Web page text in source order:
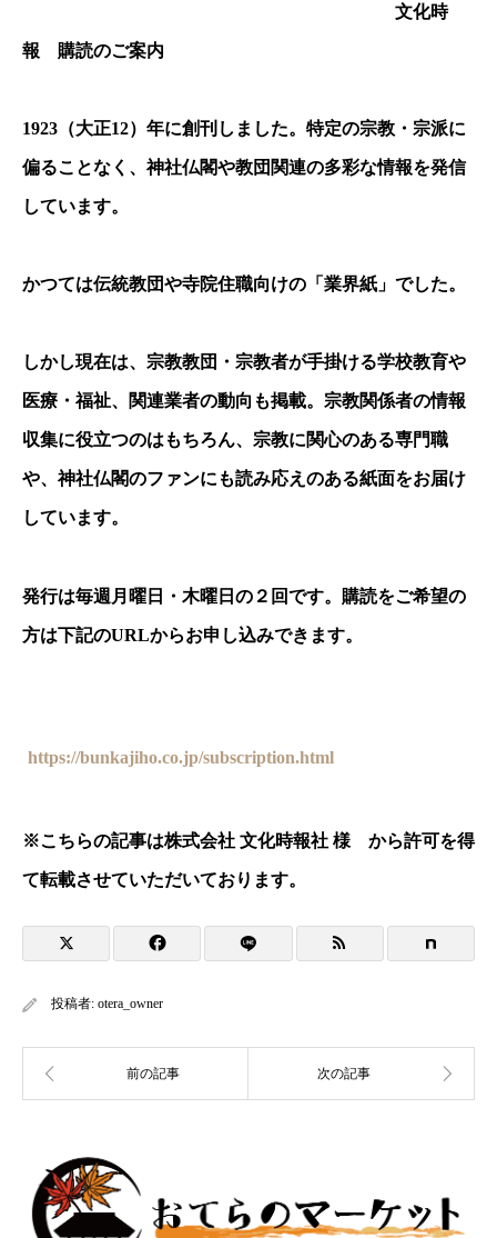
文化時
報 購読のご案内
1923 （大正12）年に創刊しました。特定の宗教・宗派に
偏ることなく、神社仏閣や教団関連の多彩な情報を発信
しています。
かつては伝統教団や寺院住職向けの「業界紙」でした。
しかし現在は、宗教教団・宗教者が手掛ける学校教育や
医療・福祉、関連業者の動向も掲載。宗教関係者の情報
収集に役立つのはもちろん、宗教に関心のある専門職
や、神社仏閣のファンにも読み応えのある紙面をお届け
しています。
発行は毎週月曜日・木曜日の２回です。購読をご希望の
方は下記のURLからお申し込みできます。
https://bunkajiho.co.jp/subscription.html
※こちらの記事は株式会社 文化時報社 様 から許可を得
て転載させていただいております。
投稿者: otera_owner